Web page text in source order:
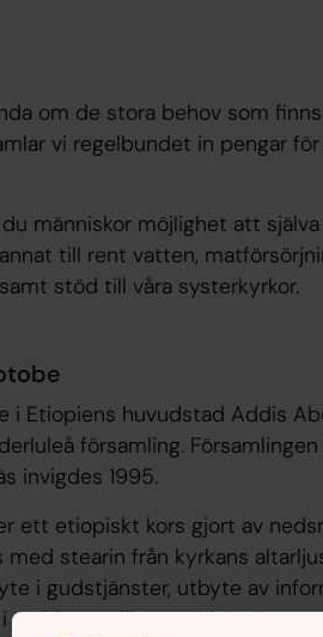
om de stora behov som
vi regelbundet in pengar
människor möjlighet att
till rent vatten,
stöd till våra systerkyrkor.
i Etiopiens huvudstad Addis
församling.
invigdes 1995.
ett etiopiskt kors gjort av
stearin från kyrkans
i gudstjänster, utbyte av
världen – vilken möjlighet!